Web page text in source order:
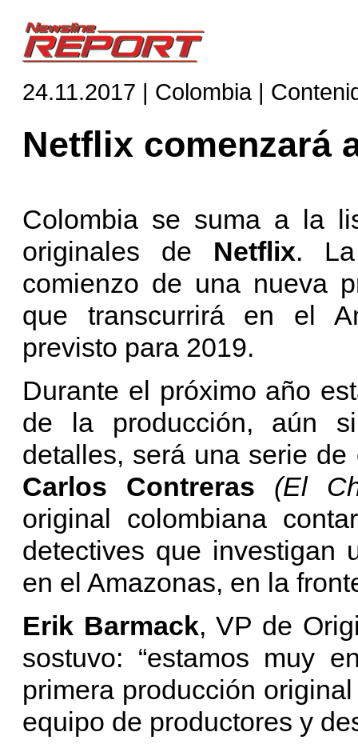
24.11.2017 | Colombia |
Netflix comenzará
Colombia se suma a la
originales de Netflix.
comienzo de una nueva
que transcurrirá en el
previsto para 2019.
Durante el próximo año
de la producción, aún
detalles, será una serie
Carlos Contreras
(El
original colombiana
detectives que investigan
en el Amazonas, en la
Erik Barmack, VP de
sostuvo: “estamos muy
primera producción
equipo de productores y